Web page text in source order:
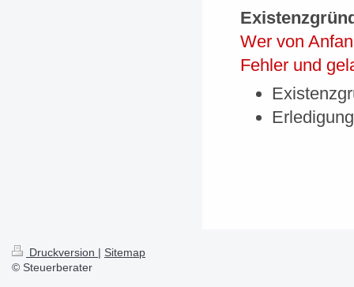
Wer von
Fehler und
Druckversion | Sitemap
© Steuerberater